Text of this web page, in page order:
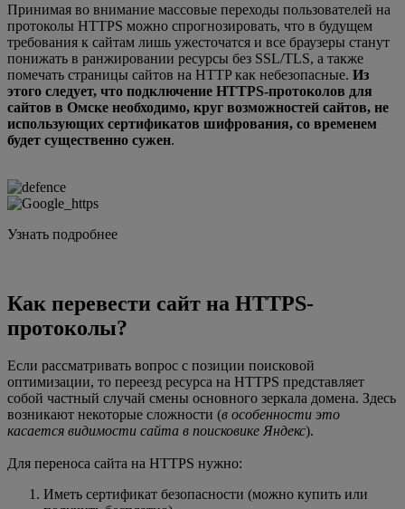
Принимая во внимание массовые переходы пользователей на
протоколы HTTPS можно спрогнозировать, что в будущем
требования к сайтам лишь ужесточатся и все браузеры станут
понижать в ранжировании ресурсы без SSL/TLS, а также
помечать страницы сайтов на HTTP как небезопасные. Из
этого следует, что подключение HTTPS-протоколов для
сайтов в Омске необходимо, круг возможностей сайтов, не
использующих сертификатов шифрования, со временем
будет существенно сужен.
Узнать подробнее
Как перевести сайт на HTTPS-
протоколы?
Если рассматривать вопрос с позиции поисковой
оптимизации, то переезд ресурса на HTTPS представляет
собой частный случай смены основного зеркала домена. Здесь
возникают некоторые сложности (в особенности это
касается видимости сайта в поисковике Яндекс).
Для переноса сайта на HTTPS нужно:
Иметь сертификат безопасности (можно купить или